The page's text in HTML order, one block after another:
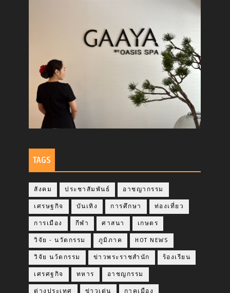
TAGS
สังคม ประชาสัมพันธ์ อาชญากรรม
เศรษฐกิจ บันเทิง การศึกษา ท่องเที่ยว
การเมือง กีฬา ศาสนา เกษตร
วิจัย - นวัตกรรม ภูมิภาค HOT NEWS
วิจัย นว้ตกรรม ข่าวพระราชสำนัก ร้องเรียน
เศรศฐกิจ ทหาร อาชญกรรม
ต่างประเทศ ข่าวเด่น กาคเมือง